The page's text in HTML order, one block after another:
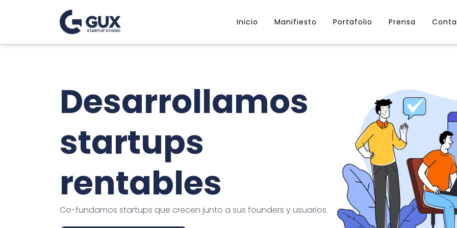
Inicio Manifiesto Portafolio Prensa
Desarrollamos
startups
rentables
Co-fundamos startups que crecen junto a sus founders y usuarios.